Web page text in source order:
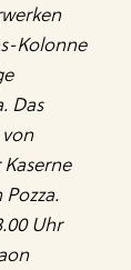
Kolonne
Das
Uhr